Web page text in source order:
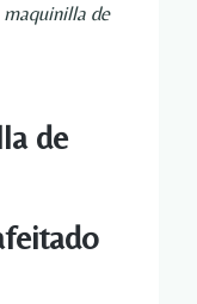
de
de